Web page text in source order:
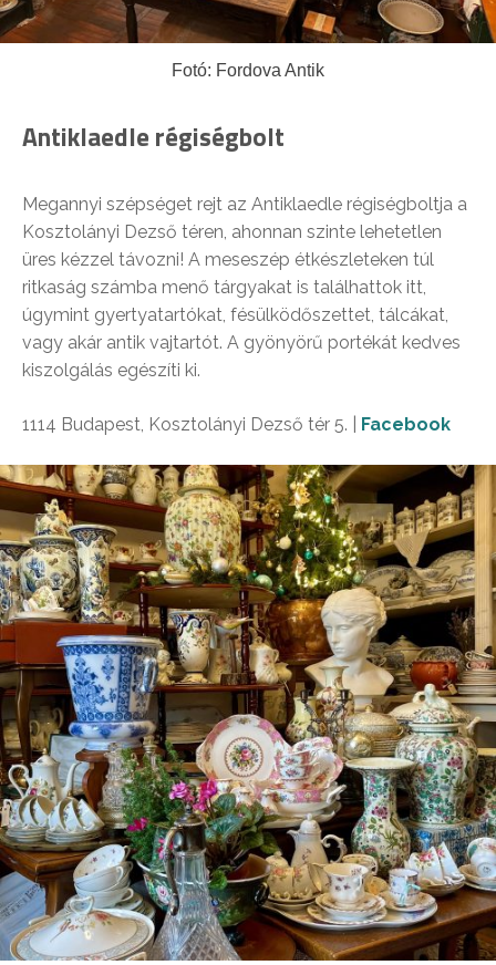
Fotó: Fordova Antik
Antiklaedle régiségbolt
Megannyi szépséget rejt az Antiklaedle régiségboltja a
Kosztolányi Dezső téren, ahonnan szinte lehetetlen
üres kézzel távozni! A meseszép étkészleteken túl
ritkaság számba menő tárgyakat is találhattok itt,
úgymint gyertyatartókat, fésülködőszettet, tálcákat,
vagy akár antik vajtartót. A gyönyörű portékát kedves
kiszolgálás egészíti ki.
1114 Budapest, Kosztolányi Dezső tér 5. | Facebook